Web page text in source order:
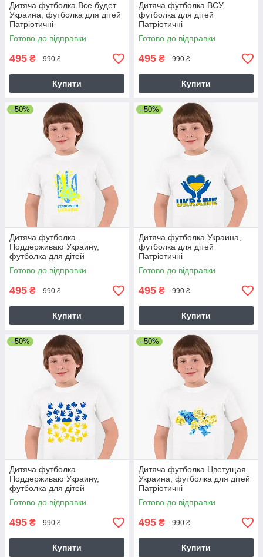
Дитяча футболка Все будет
Украина, футболка для дітей
Патріотичні
Готово до відправки
495 ₴ 990 ₴
Купити
Дитяча футболка ВСУ,
футболка для дітей
Патріотичні
Готово до відправки
495 ₴ 990 ₴
Купити
–50%
Дитяча футболка
Поддерживаю Украину,
футболка для дітей
Патріотичні
Готово до відправки
495 ₴ 990 ₴
Купити
–50%
Дитяча футболка Украина,
футболка для дітей
Патріотичні
Готово до відправки
495 ₴ 990 ₴
Купити
–50%
Дитяча футболка
Поддерживаю Украину,
футболка для дітей
Патріотичні
Готово до відправки
495 ₴ 990 ₴
Купити
–50%
Дитяча футболка Цветущая
Украина, футболка для дітей
Патріотичні
Готово до відправки
495 ₴ 990 ₴
Купити